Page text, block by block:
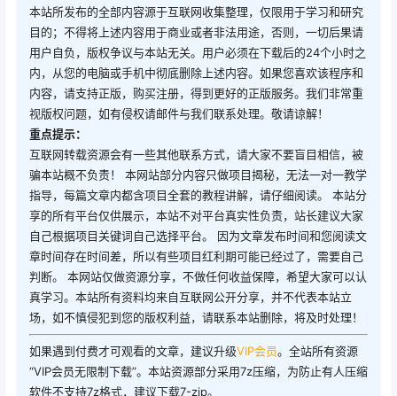
本站所发布的全部内容源于互联网收集整理，仅限用于学习和研究
目的；不得将上述内容用于商业或者非法用途，否则，一切后果请
用户自负，版权争议与本站无关。用户必须在下载后的24个小时之
内，从您的电脑或手机中彻底删除上述内容。如果您喜欢该程序和
内容，请支持正版，购买注册，得到更好的正版服务。我们非常重
视版权问题，如有侵权请邮件与我们联系处理。敬请谅解！
重点提示：
互联网转载资源会有一些其他联系方式，请大家不要盲目相信，被
骗本站概不负责！ 本网站部分内容只做项目揭秘，无法一对一教学
指导，每篇文章内都含项目全套的教程讲解，请仔细阅读。 本站分
享的所有平台仅供展示，本站不对平台真实性负责，站长建议大家
自己根据项目关键词自己选择平台。 因为文章发布时间和您阅读文
章时间存在时间差，所以有些项目红利期可能已经过了，需要自己
判断。 本网站仅做资源分享，不做任何收益保障，希望大家可以认
真学习。本站所有资料均来自互联网公开分享，并不代表本站立
场，如不慎侵犯到您的版权利益，请联系本站删除，将及时处理！
如果遇到付费才可观看的文章，建议升级VIP会员。全站所有资源
“VIP会员无限制下载”。本站资源部分采用7z压缩，为防止有人压缩
软件不支持7z格式，建议下载7-zip。